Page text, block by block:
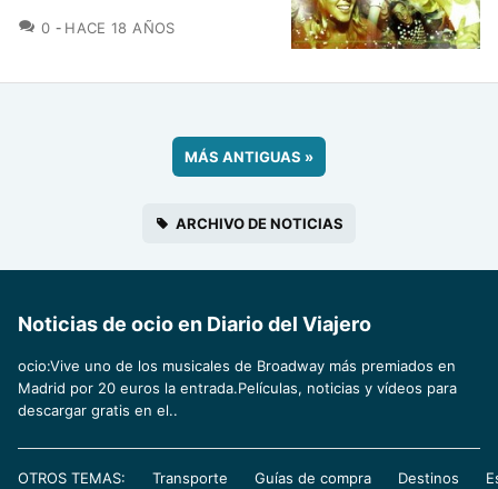
0 COMENTARIOS
HACE 18 AÑOS
MÁS ANTIGUAS »
ARCHIVO DE NOTICIAS
Noticias de ocio en Diario del Viajero
ocio:Vive uno de los musicales de Broadway más premiados en
Madrid por 20 euros la entrada.Películas, noticias y vídeos para
descargar gratis en el..
OTROS TEMAS: Transporte Guías de compra Destinos